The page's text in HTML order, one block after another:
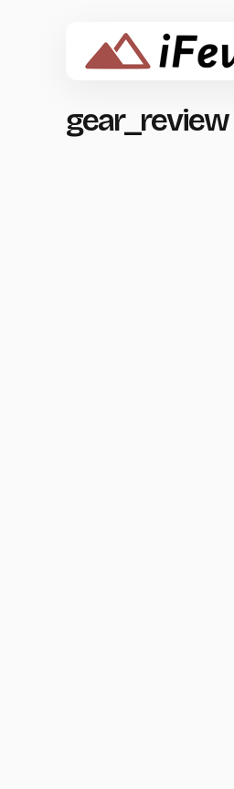
gear_review